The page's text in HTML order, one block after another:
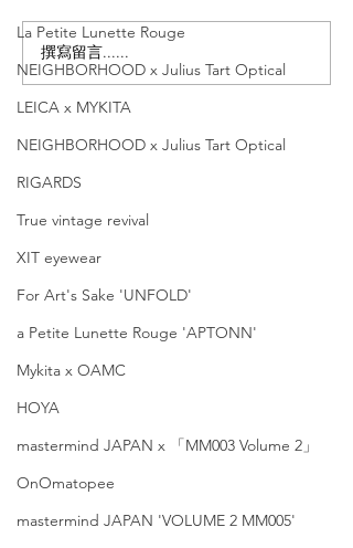
La Petite Lunette Rouge
NEIGHBORHOOD x Julius Tart Optical
LEICA x MYKITA
NEIGHBORHOOD x Julius Tart Optical
RIGARDS
True vintage revival
XIT eyewear
For Art's Sake 'UNFOLD'
a Petite Lunette Rouge 'APTONN'
Mykita x OAMC
HOYA
mastermind JAPAN x 「MM003 Volume 2」
OnOmatopee
mastermind JAPAN 'VOLUME 2 MM005'
Matsuda【日本職人手藝
的極致演繹｜銅鑼灣及尖
沙咀店限定｜限量單
品】'M-2064 V2'
撰寫留言......